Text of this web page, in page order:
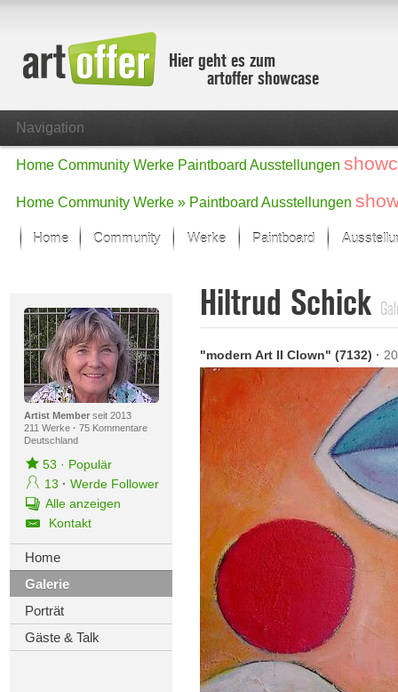
Hier geht es zum
artoffer showcase
Navigation
Home Community Werke Paintboard Ausstellungen
Home Community Werke » Paintboard Ausstellungen
Home Community Werke
Der letzte Monat im Fokus
Alle Fokus-Werke
Fokus-Werke
Neue Werke – Auswahl
Alle neuen Werke
Paintboard
Artist Memberseit 2013
211 Werke · 75 Kommentare
Deutschland
53 · Populär
13 · Werde Follower
Alle anzeigen
Kontakt
Home
Galerie
Porträt
Gäste & Talk
Hiltrud Schick
"modern Art II Clown" (7132) ·